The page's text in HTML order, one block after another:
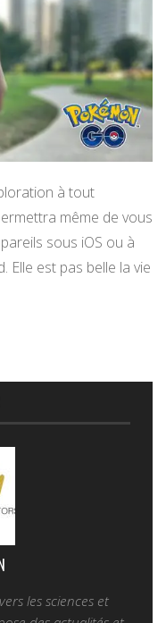
à tout
même de vous
sous iOS ou à
Elle est pas belle la vie
les sciences et